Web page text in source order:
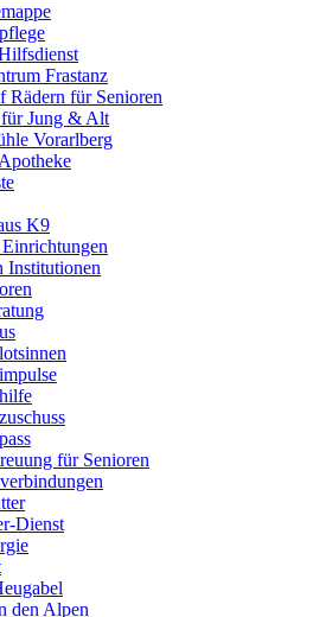
Frastanz
Rädern für Senioren
Jung & Alt
Vorarlberg
K9
Institutionen
für Senioren
Dienst
den Alpen